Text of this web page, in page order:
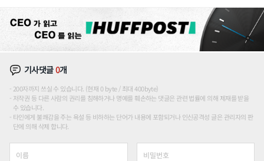
기사댓글0개
200자까지 쓰실 수 있습니다. (현재 0 byte / 최대 400byte)
저작권 등 다른 사람의 권리를 침해하거나 명예를 훼손하는 댓글은 관련 법률에 의해 제재를 받을
수 있습니다.
타인에게 불쾌감을 주는 욕설 등 비하하는 단어가 내용에 포함되거나 인신공격성 글은 관리자의 판
단에 의해 삭제 합니다.